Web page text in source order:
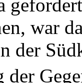
war
der
der